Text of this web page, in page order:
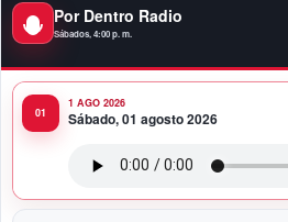
9:04 PM
Premios a la Moda
edición en el Teatro Nacional
11:58 PM
Presidente Abinader viaja
Por Dentro Radio
Sábados, 4:00 p. m.
1 AGO 2026
Sábado, 01 agosto 2026